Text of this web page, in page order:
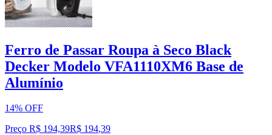
Ferro de Passar Roupa à Seco Black
Decker Modelo VFA1110XM6 Base de
Alumínio
14% OFF
Preço R$ 194,39R$ 194,39